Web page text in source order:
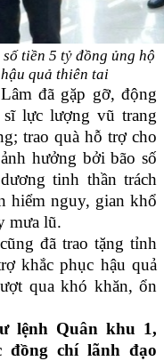
tiền 5 tỷ đồng ủng hộ
quả thiên tai
đã gặp gỡ, động
sĩ lực lượng vũ trang
trao quà hỗ trợ cho
hưởng bởi bão số
tinh thần trách
hiểm nguy, gian khổ
mưa lũ.
đã trao tặng tỉnh
khắc phục hậu quả
qua khó khăn, ổn
lệnh Quân khu 1,
chí lãnh đạo